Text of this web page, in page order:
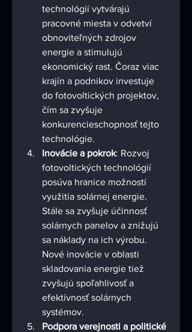
technológií vytvárajú
pracovné miesta v odvetví
obnoviteľných zdrojov
energie a stimulujú
ekonomický rast. Čoraz viac
krajín a podnikov investuje
do fotovoltických projektov,
čím sa zvyšuje
konkurencieschopnosť tejto
technológie.
Inovácie a pokrok: Rozvoj
fotovoltických technológií
posúva hranice možností
využitia solárnej energie.
Stále sa zvyšuje účinnosť
solárnych panelov a znižujú
sa náklady na ich výrobu.
Nové inovácie v oblasti
skladovania energie tiež
zvyšujú spoľahlivosť a
efektívnosť solárnych
systémov.
Podpora verejnosti a politické